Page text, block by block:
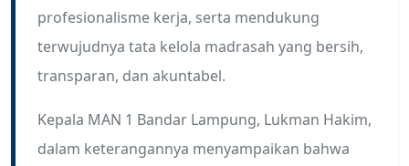
profesionalisme kerja, serta mendukung
terwujudnya tata kelola madrasah yang bersih,
transparan, dan akuntabel.
Kepala MAN 1 Bandar Lampung, Lukman Hakim,
dalam keterangannya menyampaikan bahwa